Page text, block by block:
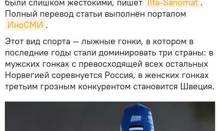
были слишком жестокими, пишет Ilta-Sanomat .
Полный перевод статьи выполнен порталом
ИноСМИ .
Этот вид спорта — лыжные гонки, в котором в
последние годы стали доминировать три страны: в
мужских гонках с превосходящей всех остальных
Норвегией соревнуется Россия, в женских гонках
третьим грозным конкурентом становится Швеция.